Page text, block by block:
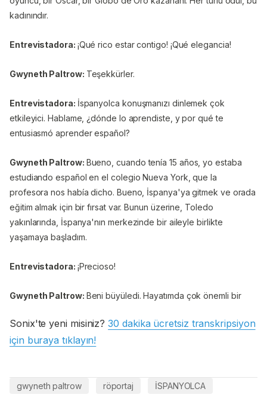
kadınındır.
Entrevistadora: ¡Qué rico estar contigo! ¡Qué elegancia!
Gwyneth Paltrow: Teşekkürler.
Entrevistadora: İspanyolca konuşmanızı dinlemek çok
etkileyici. Hablame, ¿dónde lo aprendiste, y por qué te
entusiasmó aprender español?
Gwyneth Paltrow: Bueno, cuando tenía 15 años, yo estaba
estudiando español en el colegio Nueva York, que la
profesora nos había dicho. Bueno, İspanya'ya gitmek ve orada
eğitim almak için bir fırsat var. Bunun üzerine, Toledo
yakınlarında, İspanya'nın merkezinde bir aileyle birlikte
yaşamaya başladım.
Entrevistadora: ¡Precioso!
Gwyneth Paltrow: Beni büyüledi. Hayatımda çok önemli bir
örneğin Meksika'ya her zaman giderim.
Gwyneth Paltrow: Kültürü, dili ve insanları çok seviyorum.
Sonix'te yeni misiniz?30 dakika ücretsiz transkripsiyon
için buraya tıklayın!
gwyneth paltrow röportaj İSPANYOLCA